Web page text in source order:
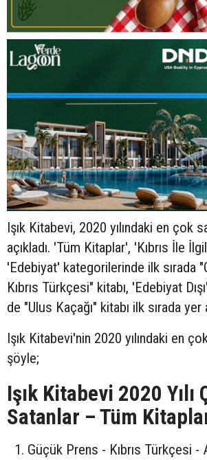
Işık Kitabevi, 2020 yılındaki en çok
açıkladı. 'Tüm Kitaplar', 'Kıbrıs İle
'Edebiyat' kategorilerinde ilk sırada
Kıbrıs Türkçesi" kitabı, 'Edebiyat
de "Ulus Kaçağı" kitabı ilk sırada yer
Işık Kitabevi'nin 2020 yılındaki en
şöyle;
Işık Kitabevi 2020 Yılı
Satanlar – Tüm
Güçük Prens - Kıbrıs Türkçesi -